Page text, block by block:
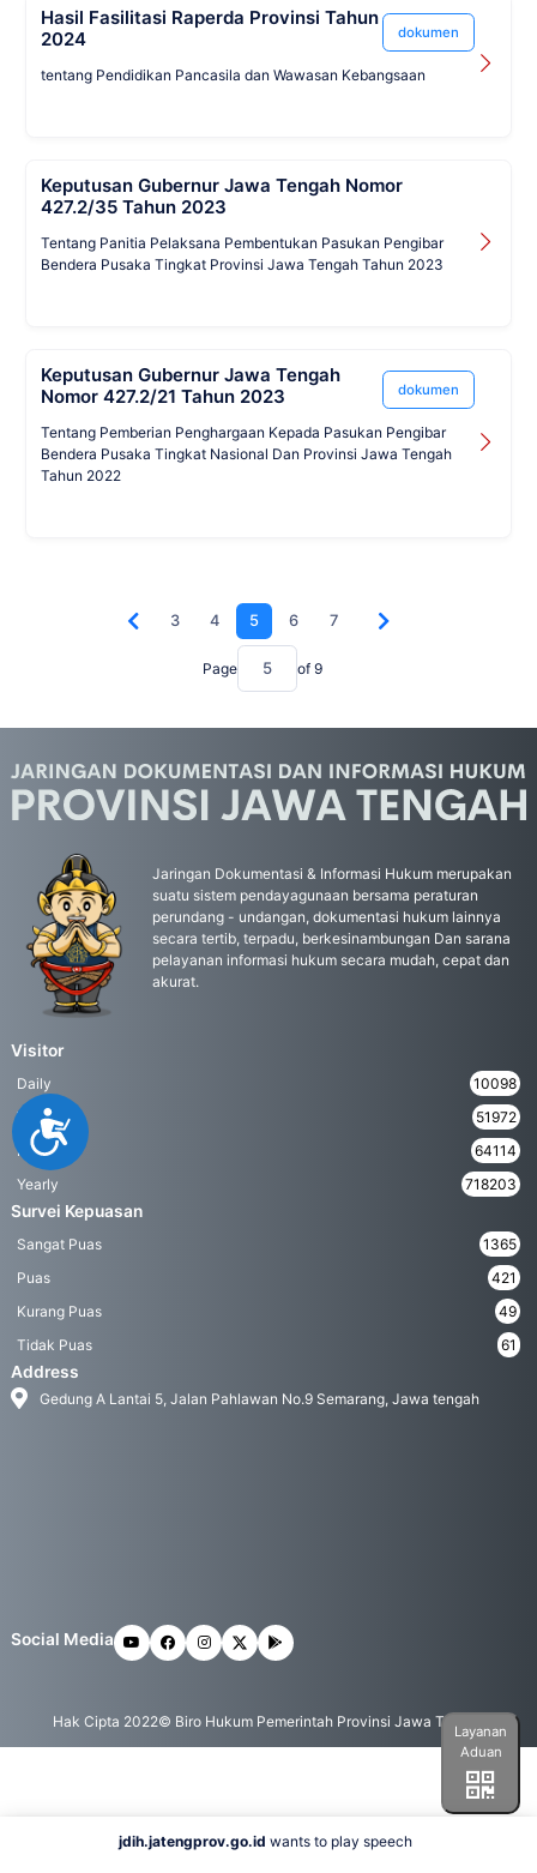
Accessibility
Hasil Fasilitasi Raperda Provinsi Tahun
2024
dokumen
tentang Pendidikan Pancasila dan Wawasan Kebangsaan
Keputusan Gubernur Jawa Tengah Nomor
427.2/35 Tahun 2023
Tentang Panitia Pelaksana Pembentukan Pasukan Pengibar
Bendera Pusaka Tingkat Provinsi Jawa Tengah Tahun 2023
Keputusan Gubernur Jawa Tengah
Nomor 427.2/21 Tahun 2023
dokumen
Tentang Pemberian Penghargaan Kepada Pasukan Pengibar
Bendera Pusaka Tingkat Nasional Dan Provinsi Jawa Tengah
Tahun 2022
3 4 5 6 7
Page of 9
Jaringan Dokumentasi & Informasi Hukum merupakan
suatu sistem pendayagunaan bersama peraturan
perundang - undangan, dokumentasi hukum lainnya
secara tertib, terpadu, berkesinambungan Dan sarana
pelayanan informasi hukum secara mudah, cepat dan
akurat.
Visitor
Daily
10098
Weekly
51972
Monthly
64114
Yearly
718203
Survei Kepuasan
Sangat Puas
1365
Puas
421
Kurang Puas
49
Tidak Puas
61
Address
Gedung A Lantai 5, Jalan Pahlawan No.9 Semarang, Jawa tengah
Social Media
Layanan
Aduan
Hak Cipta 2022© Biro Hukum Pemerintah Provinsi Jawa Tengah
jdih.jatengprov.go.id wants to play speech